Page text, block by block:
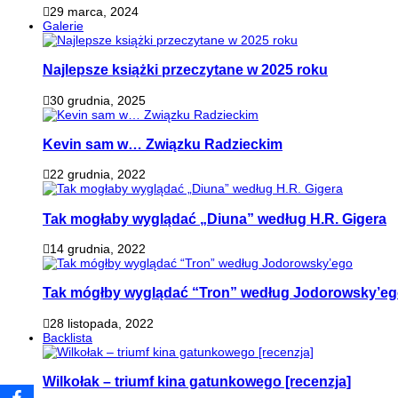
29 marca, 2024
Galerie
Najlepsze książki przeczytane w 2025 roku
30 grudnia, 2025
Kevin sam w… Związku Radzieckim
22 grudnia, 2022
Tak mogłaby wyglądać „Diuna” według H.R. Gigera
14 grudnia, 2022
Tak mógłby wyglądać “Tron” według
28 listopada, 2022
Backlista
Wilkołak – triumf kina gatunkowego [recenzja]